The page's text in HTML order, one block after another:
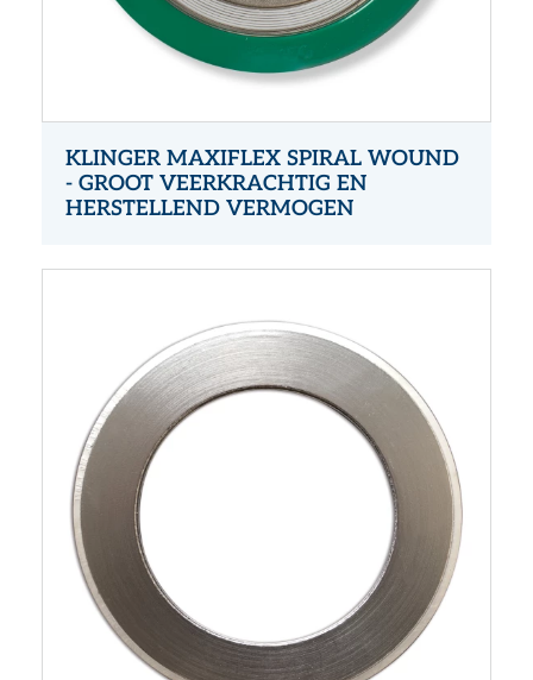
KLINGER MAXIFLEX SPIRAL WOUND
- GROOT VEERKRACHTIG EN
HERSTELLEND VERMOGEN